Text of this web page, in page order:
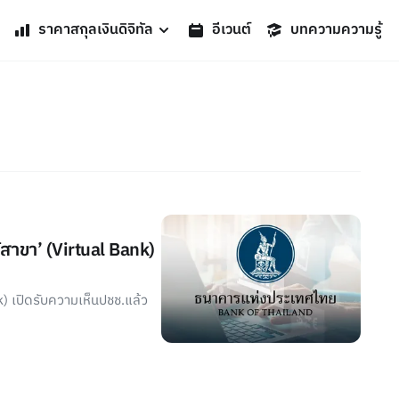
ราคาสกุลเงินดิจิทัล อีเวนต์ บทความความรู้
ขา’ (Virtual Bank)
เปิดรับความเห็นปชช.แล้ว